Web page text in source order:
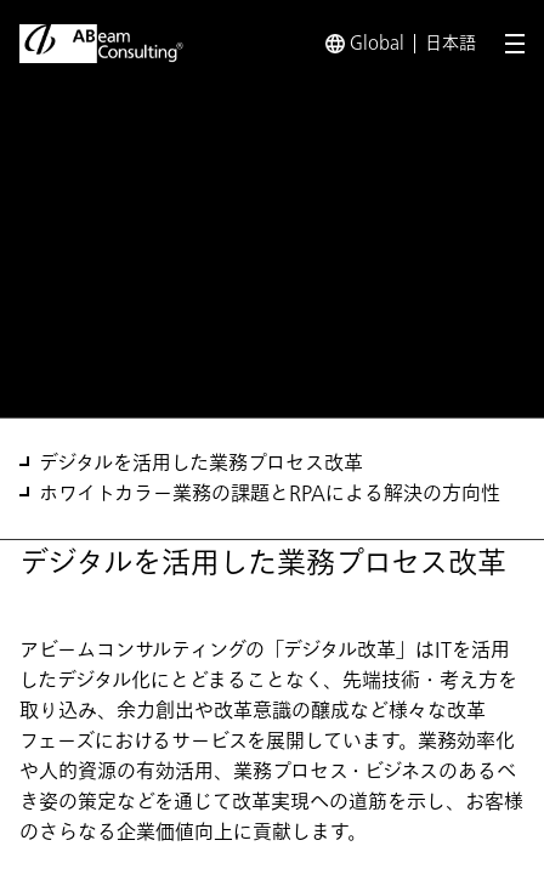
Global 日本語 メ
デジタルを活用した業務プロセス改革
ホワイトカラー業務の課題とRPAによる解決の方向性
デジタルを活用した業務プロセス改革
アビームコンサルティングの「デジタル改革」はITを活用
したデジタル化にとどまることなく、先端技術・考え方を
取り込み、余力創出や改革意識の醸成など様々な改革
フェーズにおけるサービスを展開しています。業務効率化
や人的資源の有効活用、業務プロセス・ビジネスのあるべ
き姿の策定などを通じて改革実現への道筋を示し、お客様
のさらなる企業価値向上に貢献します。